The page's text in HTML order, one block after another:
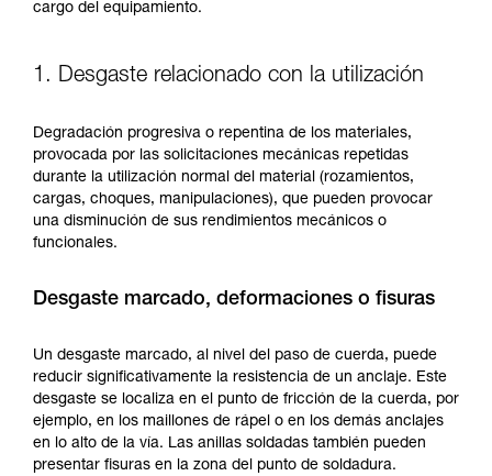
cargo del equipamiento.
1. Desgaste relacionado con la utilización
Degradación progresiva o repentina de los materiales,
provocada por las solicitaciones mecánicas repetidas
durante la utilización normal del material (rozamientos,
cargas, choques, manipulaciones), que pueden provocar
una disminución de sus rendimientos mecánicos o
funcionales.
Desgaste marcado, deformaciones o fisuras
Un desgaste marcado, al nivel del paso de cuerda, puede
reducir significativamente la resistencia de un anclaje. Este
desgaste se localiza en el punto de fricción de la cuerda, por
ejemplo, en los maillones de rápel o en los demás anclajes
en lo alto de la vía. Las anillas soldadas también pueden
presentar fisuras en la zona del punto de soldadura.